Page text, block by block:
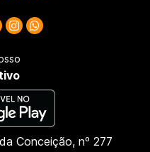
Conceição, nº 277